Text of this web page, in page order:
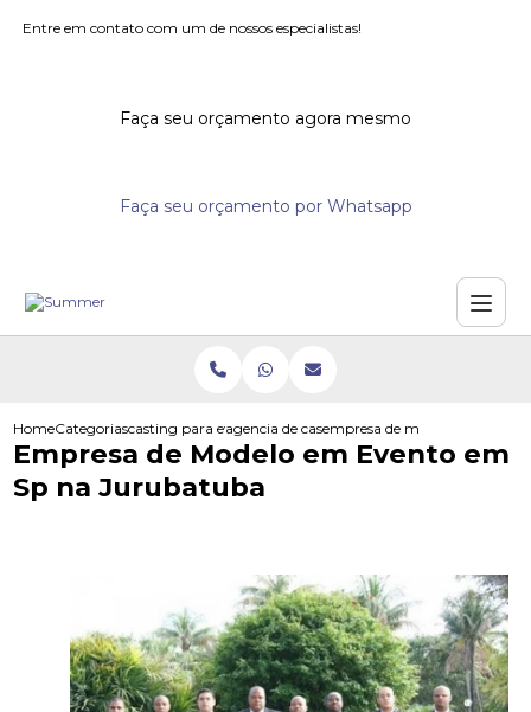
Entre em contato com um de nossos especialistas!
Faça seu orçamento agora mesmo
Faça seu orçamento por Whatsapp
HomeCategoriascasting para eventosagencia de casting para eventos
empresa de modelo em
Empresa de Modelo em Evento em
Sp na Jurubatuba